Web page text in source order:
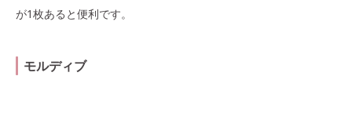
が1枚あると便利です。
モルディブ